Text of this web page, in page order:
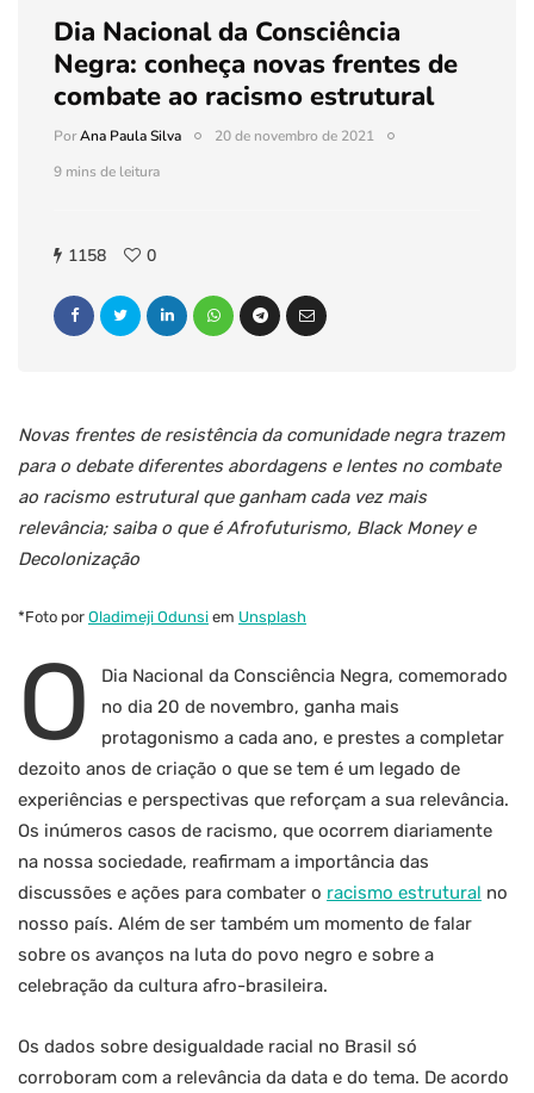
Dia Nacional da Consciência
Negra: conheça novas frentes de
combate ao racismo estrutural
PorAna Paula Silva
20 de novembro de 2021
9 mins de leitura
1158 0
Novas frentes de resistência da comunidade negra trazem
para o debate diferentes abordagens e lentes no combate
ao racismo estrutural que ganham cada vez mais
relevância; saiba o que é Afrofuturismo, Black Money e
Decolonização
*Foto por Oladimeji Odunsi em Unsplash
O
Dia Nacional da Consciência Negra, comemorado
no dia 20 de novembro, ganha mais
protagonismo a cada ano, e prestes a completar
dezoito anos de criação o que se tem é um legado de
experiências e perspectivas que reforçam a sua relevância.
Os inúmeros casos de racismo, que ocorrem diariamente
na nossa sociedade, reafirmam a importância das
discussões e ações para combater o racismo estrutural no
nosso país. Além de ser também um momento de falar
sobre os avanços na luta do povo negro e sobre a
celebração da cultura afro-brasileira.
Os dados sobre desigualdade racial no Brasil só
corroboram com a relevância da data e do tema. De acordo